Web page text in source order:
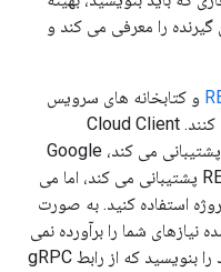
را معرفی می کند و
و کتابخانه های سرویس
گیرنده ای است که از هر دو پشتیبانی می کنند. Cloud Client
Libraries از رابط های gRPC و REST پشتیبانی می کند، Google
API Client Libraries فقط از رابط REST پشتیبانی می کند، اما می
استفاده کنید. به صورت
نیازهای شما را برآورده نمی
کند، می توانید کتابخانه های مشتری خود را بنویسید که از رابط gRPC